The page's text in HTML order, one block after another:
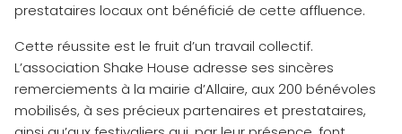
prestataires locaux ont bénéficié de cette affluence.
Cette réussite est le fruit d’un travail collectif.
L’association Shake House adresse ses sincères
remerciements à la mairie d’Allaire, aux 200 bénévoles
mobilisés, à ses précieux partenaires et prestataires,